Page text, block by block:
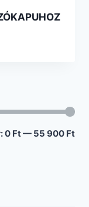
0 Ft— 55 900 Ft